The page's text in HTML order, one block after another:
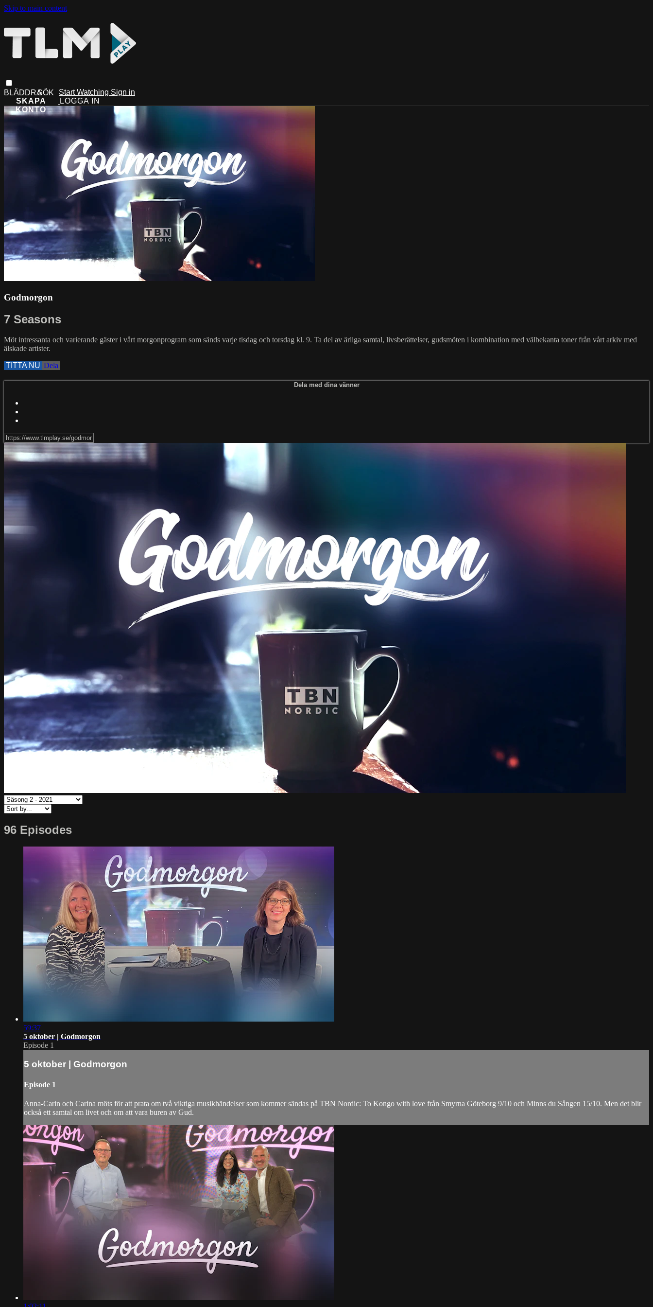
Skip to main content
Start Watching Sign in
Godmorgon
7 Seasons
Möt intressanta och varierande gäster i vårt morgonprogram som sänds varje tisdag och torsdag kl. 9. Ta del av ärliga samtal, livsberättelser, gudsmöten i kombination med välbekanta toner från vårt arkiv med
älskade artister.
96 Episodes
59:37
5 oktober | Godmorgon
Episode 1
5 oktober | Godmorgon
Episode 1
Anna-Carin och Carina möts för att prata om två viktiga musikhändelser som kommer sändas på TBN Nordic: To Kongo with love från Smyrna Göteborg 9/10 och Minns du Sången 15/10. Men det blir
också ett samtal om livet och om att vara buren av Gud.